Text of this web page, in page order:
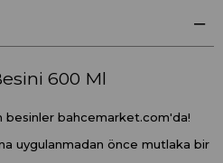
600 Ml
besinler bahcemarket.com'da!
uygulanmadan önce mutlaka bir